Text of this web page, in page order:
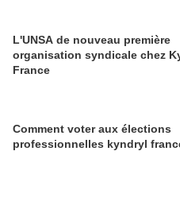
L'UNSA de nouveau première
organisation syndicale chez
France
Comment voter aux élections
professionnelles kyndryl